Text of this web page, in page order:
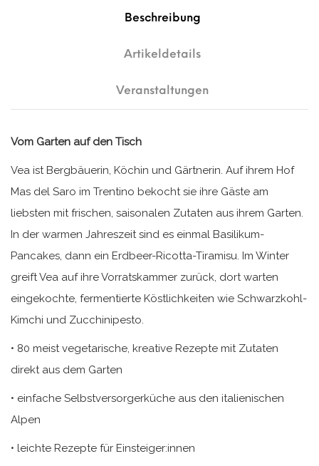
Beschreibung
Artikeldetails
Veranstaltungen
Vom Garten auf den Tisch
Vea ist Bergbäuerin, Köchin und Gärtnerin. Auf ihrem Hof
Mas del Saro im Trentino bekocht sie ihre Gäste am
liebsten mit frischen, saisonalen Zutaten aus ihrem Garten.
In der warmen Jahreszeit sind es einmal Basilikum-
Pancakes, dann ein Erdbeer-Ricotta-Tiramisu. Im Winter
greift Vea auf ihre Vorratskammer zurück, dort warten
eingekochte, fermentierte Köstlichkeiten wie Schwarzkohl-
Kimchi und Zucchinipesto.
• 80 meist vegetarische, kreative Rezepte mit Zutaten
direkt aus dem Garten
• einfache Selbstversorgerküche aus den italienischen
Alpen
• leichte Rezepte für Einsteiger:innen